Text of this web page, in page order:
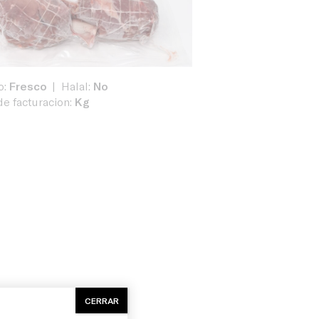
Fresco Halal: No
facturacion: Kg
CERRAR